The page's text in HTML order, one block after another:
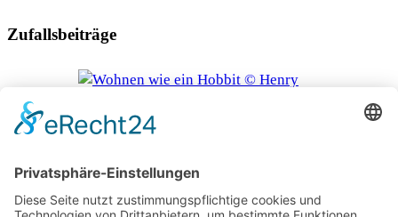
Zufallsbeiträge
Schlafen wie die Hobbits, entspannen im TreibHouse